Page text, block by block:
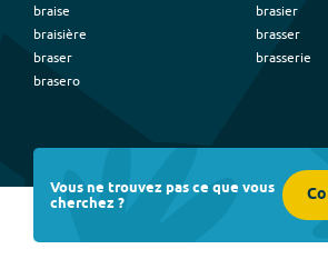
braise
braisière
braser
brasero
brasier
brasser
brasserie
Vous ne trouvez pas ce que vous
cherchez ?